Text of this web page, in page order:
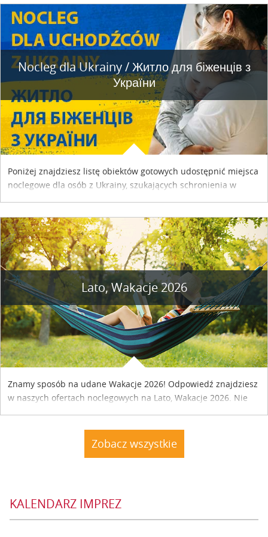
Nocleg dla Ukrainy / Житло для бiженцiв з
України
Poniżej znajdziesz listę obiektów gotowych udostępnić miejsca
noclegowe dla osób z Ukrainy, szukających schronienia w
Lato, Wakacje 2026
Znamy sposób na udane Wakacje 2026! Odpowiedź znajdziesz
w naszych ofertach noclegowych na Lato, Wakacje 2026. Nie
Zobacz wszystkie
KALENDARZ IMPREZ